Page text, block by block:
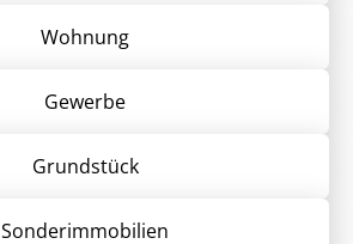
Wohnung
Gewerbe
Grund­stück
Sonder­immobilien